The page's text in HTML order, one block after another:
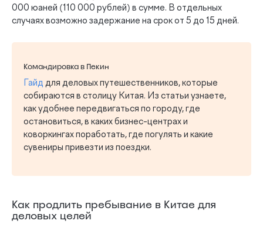
000 юаней (110 000 рублей) в сумме. В отдельных
случаях возможно задержание на срок от 5 до 15 дней.
Командировка в Пекин
Гайд для деловых путешественников, которые
собираются в столицу Китая. Из статьи узнаете,
как удобнее передвигаться по городу, где
остановиться, в каких бизнес-центрах и
коворкингах поработать, где погулять и какие
сувениры привезти из поездки.
Как продлить пребывание в Китае для
деловых целей